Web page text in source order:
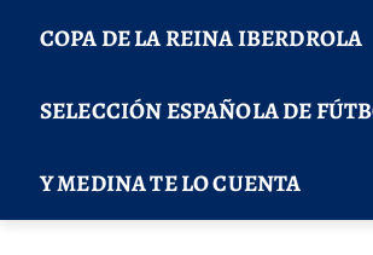
COPA DE LA REINA IBERDROLA
SELECCIÓN ESPAÑOLA DE
Y MEDINA TE LO CUENTA